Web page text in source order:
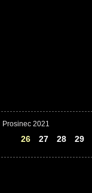
Prosinec 2021
26 27 28 29